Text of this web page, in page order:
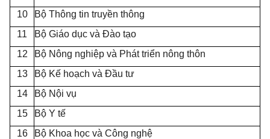
10
Bộ Thông tin truyền thông
11
Bộ Giáo dục và Đào tạo
12
Bộ Nông nghiệp và Phát triển nông thôn
13
Bộ Kế hoạch và Đầu tư
14
Bộ Nội vụ
15
Bộ Y tế
16
Bộ Khoa học và Công nghệ